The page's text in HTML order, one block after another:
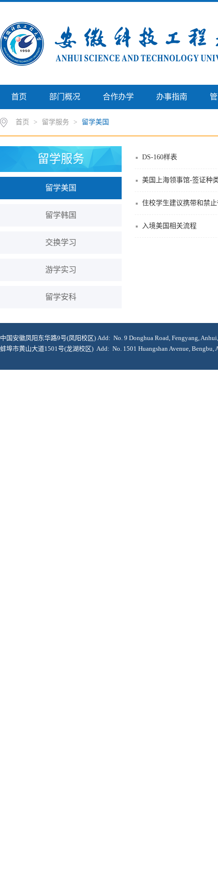
首页 部门概况 合作办学 办事指南
首页 > 留学服务 > 留学美国
留学服务
留学美国
留学韩国
交换学习
游学实习
留学安科
DS-160样表
美国上海领事馆-签证种
住校学生建议携带和禁
入境美国相关流程
中国安徽凤阳东华路9号(凤阳校区) Add: No. 9 Donghua Road, Fengyang,
蚌埠市黄山大道1501号(龙湖校区) Add: No. 1501 Huangshan Avenue, Bengbu,